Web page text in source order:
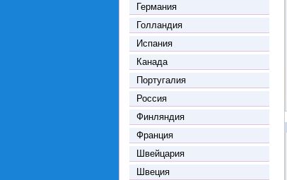
Германия
Голландия
Испания
Канада
Португалия
Россия
Финляндия
Франция
Швейцария
Швеция